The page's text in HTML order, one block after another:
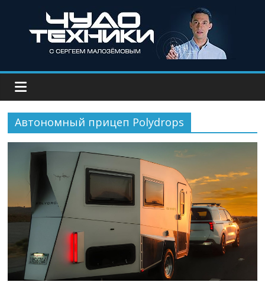
Автономный прицеп Polydrops